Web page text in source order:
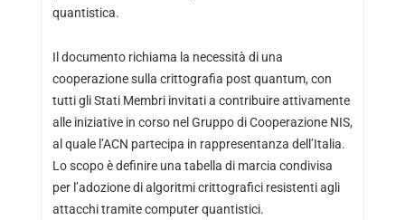
quantistica.
Il documento richiama la necessità di una
cooperazione sulla crittografia post quantum, con
tutti gli Stati Membri invitati a contribuire attivamente
alle iniziative in corso nel Gruppo di Cooperazione NIS,
al quale l’ACN partecipa in rappresentanza dell’Italia.
Lo scopo è definire una tabella di marcia condivisa
per l’adozione di algoritmi crittografici resistenti agli
attacchi tramite computer quantistici.